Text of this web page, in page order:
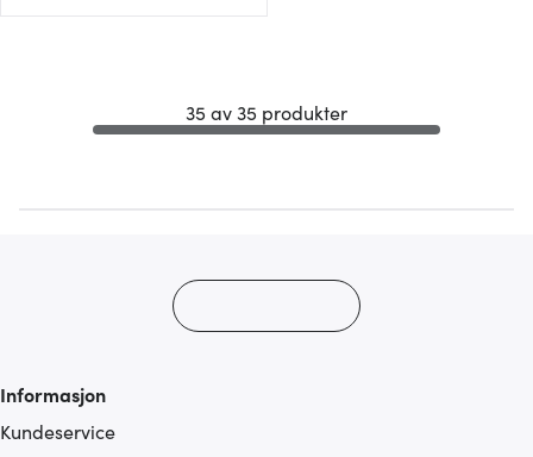
35 av 35 produkter
Informasjon
Kundeservice